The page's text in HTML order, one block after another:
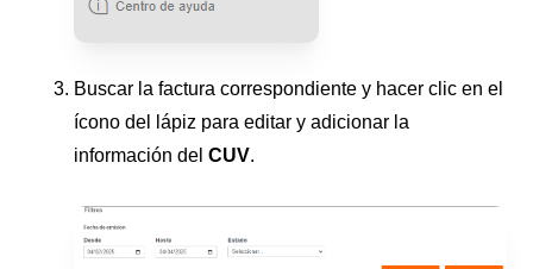
Buscar la factura correspondiente y hacer clic en el
ícono del lápiz para editar y adicionar la
información delCUV.